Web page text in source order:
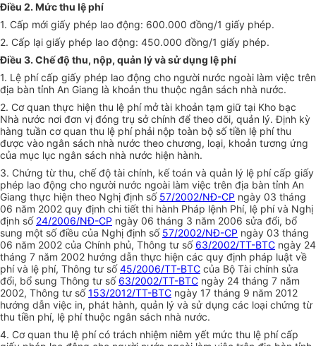
Điều 2. Mức thu lệ phí
1. Cấp mới giấy phép lao động: 600.000 đồng/1 giấy phép.
2. Cấp lại giấy phép lao động: 450.000 đồng/1 giấy phép.
Điều 3. Chế độ thu, nộp, quản lý và sử dụng lệ phí
1. Lệ phí cấp giấy phép lao động cho người nước ngoài làm việc trên
địa bàn tỉnh An Giang là khoản thu thuộc ngân sách nhà nước.
2. Cơ quan thực hiện thu lệ phí mở tài khoản tạm giữ tại Kho bạc
Nhà nước nơi đơn vị đóng trụ sở chính để theo dõi, quản lý. Định kỳ
hàng tuần cơ quan thu lệ phí phải nộp toàn bộ số tiền lệ phí thu
được vào ngân sách nhà nước theo chương, loại, khoản tương ứng
của mục lục ngân sách nhà nước hiện hành.
3. Chứng từ thu, chế độ tài chính, kế toán và quản lý lệ phí cấp giấy
phép lao động cho người nước ngoài làm việc trên địa bàn tỉnh An
Giang thực hiện theo Nghị định số 57/2002/NĐ-CP ngày 03 tháng
06 năm 2002 quy định chi tiết thi hành Pháp lệnh Phí, lệ phí và Nghị
định số 24/2006/NĐ-CP ngày 06 tháng 3 năm 2006 sửa đổi, bổ
sung một số điều của Nghị định số 57/2002/NĐ-CP ngày 03 tháng
06 năm 2002 của Chính phủ, Thông tư số 63/2002/TT-BTC ngày 24
tháng 7 năm 2002 hướng dẫn thực hiện các quy định pháp luật về
phí và lệ phí, Thông tư số45/2006/TT-BTC của Bộ Tài chính sửa
đổi, bổ sung Thông tư số 63/2002/TT-BTC ngày 24 tháng 7 năm
2002, Thông tư số153/2012/TT-BTC ngày 17 tháng 9 năm 2012
hướng dẫn việc in, phát hành, quản lý và sử dụng các loại chứng từ
thu tiền phí, lệ phí thuộc ngân sách nhà nước.
4. Cơ quan thu lệ phí có trách nhiệm niêm yết mức thu lệ phí cấp